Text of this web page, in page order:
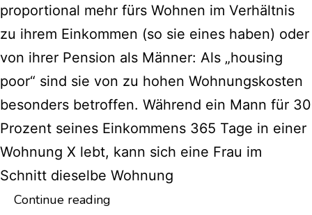
proportional mehr fürs Wohnen im Verhältnis
zu ihrem Einkommen (so sie eines haben) oder
von ihrer Pension als Männer: Als „housing
poor“ sind sie von zu hohen Wohnungskosten
besonders betroffen. Während ein Mann für 30
Prozent seines Einkommens 365 Tage in einer
Wohnung X lebt, kann sich eine Frau im
Schnitt dieselbe Wohnung
Continue reading